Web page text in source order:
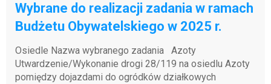
Wybrane do realizacji zadania w ramach
Budżetu Obywatelskiego w 2025 r.
Osiedle Nazwa wybranego zadania Azoty
Utwardzenie/Wykonanie drogi 28/119 na osiedlu Azoty
pomiędzy dojazdami do ogródków działkowych